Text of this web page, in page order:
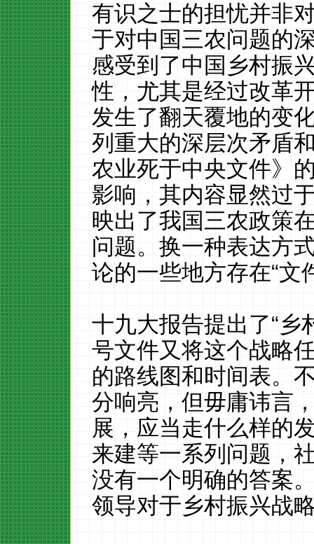
有识之士的担忧并非
于对中国三农问题的
感受到了中国乡村振
性，尤其是经过改革
发生了翻天覆地的变
列重大的深层次矛盾
农业死于中央文件》
影响，其内容显然过
映出了我国三农政策
问题。换一种表达方
论的一些地方存在“文
十九大报告提出了“乡
号文件又将这个战略
的路线图和时间表。
分响亮，但毋庸讳言
展，应当走什么样的
来建等一系列问题，
没有一个明确的答案
领导对于乡村振兴战